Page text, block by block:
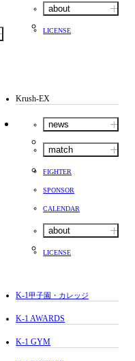
about
LICENSE
Krush-EX
news
match
FIGHTER
SPONSOR
CALENDAR
about
LICENSE
K-1甲子園・カレッジ
K-1 AWARDS
K-1 GYM